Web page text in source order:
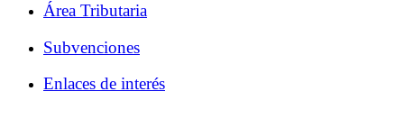
Área Tributaria
Subvenciones
Enlaces de interés